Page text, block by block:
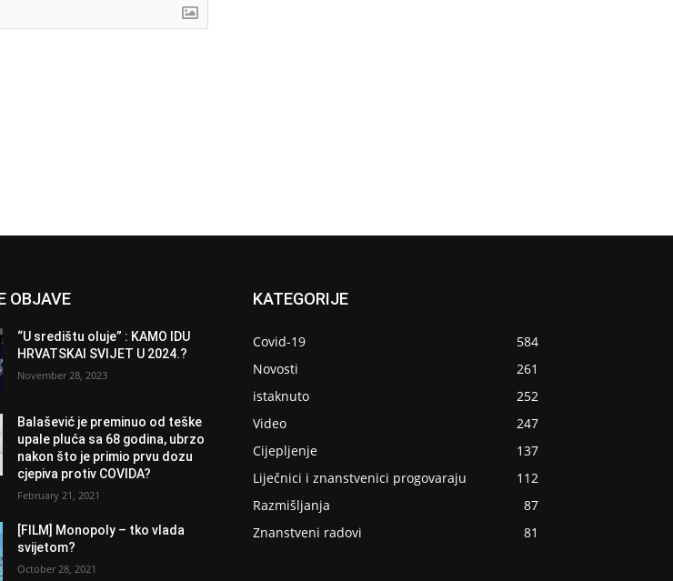
OBJAVE
“U središtu oluje” : KAMO IDU
HRVATSKAI SVIJET U 2024.?
November 28, 2023
Balašević je preminuo od teške
upale pluća sa 68 godina, ubrzo
nakon što je primio prvu dozu
cjepiva protiv COVIDA?
February 21, 2021
[FILM] Monopoly – tko vlada
svijetom?
October 28, 2021
KATEGORIJE
Covid-19
584
Novosti
261
istaknuto
252
Video
247
Cijepljenje
137
Liječnici i znanstvenici progovaraju
112
Razmišljanja
87
Znanstveni radovi
81